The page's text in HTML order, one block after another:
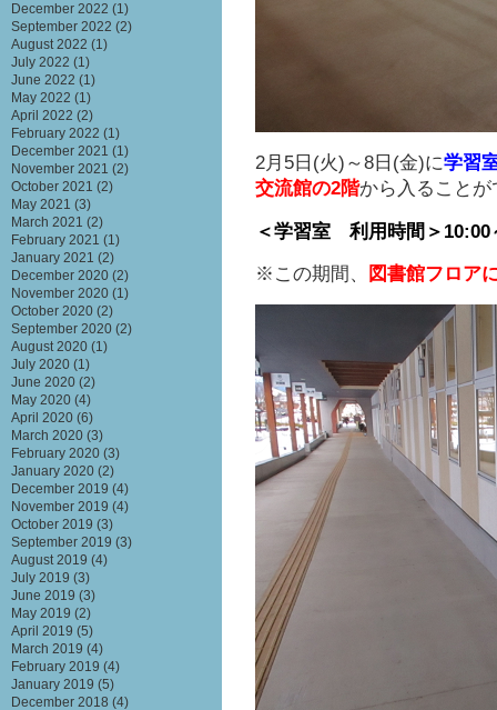
2月5日(火)～8日(金)に学習
交流館の2階から入ること
＜学習室 利用時間＞ 10:00
※この期間、
図書館フロア
December 2022 (1)
September 2022 (2)
August 2022 (1)
July 2022 (1)
June 2022 (1)
May 2022 (1)
April 2022 (2)
February 2022 (1)
December 2021 (1)
November 2021 (2)
October 2021 (2)
May 2021 (3)
March 2021 (2)
February 2021 (1)
January 2021 (2)
December 2020 (2)
November 2020 (1)
October 2020 (2)
September 2020 (2)
August 2020 (1)
July 2020 (1)
June 2020 (2)
May 2020 (4)
April 2020 (6)
March 2020 (3)
February 2020 (3)
January 2020 (2)
December 2019 (4)
November 2019 (4)
October 2019 (3)
September 2019 (3)
August 2019 (4)
July 2019 (3)
June 2019 (3)
May 2019 (2)
April 2019 (5)
March 2019 (4)
February 2019 (4)
January 2019 (5)
December 2018 (4)